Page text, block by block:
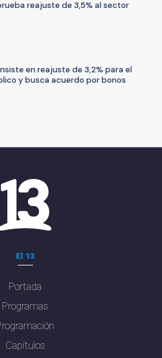
reajuste de 3,5% al sector
en reajuste de 3,2% para el
y busca acuerdo por bonos
El 13
Portada
Programas
Capítulos